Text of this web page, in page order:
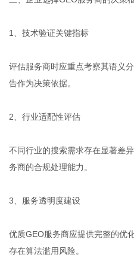
1、技术验证关键指标
评估服务商时应重点考察其语义
告作为决策依据。
2、行业适配性评估
不同行业的搜索需求存在显著差
务商的合规处理能力。
3、服务透明度建设
优质GEO服务商应提供完整的优
存在算法滥用风险。